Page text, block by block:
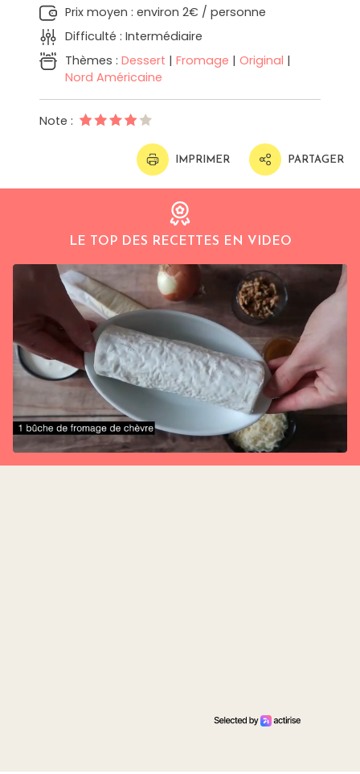
Prix moyen : environ 2€ / personne
Difficulté : Intermédiaire
Thèmes : Dessert | Fromage | Original |
Nord Américaine
Note :
IMPRIMER PARTAGER
LE TOP DES RECETTES EN VIDEO